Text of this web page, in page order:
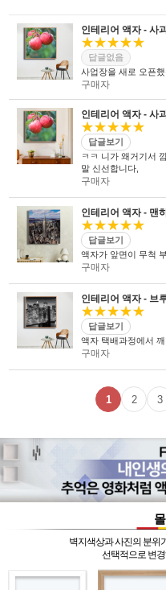
인테리어 액자 - 사
★★★★★
답글없음
사업장을 새로 오픈
구매자
인테리어 액자 - 사
★★★★★
답글보기
ㅋㅋ 니가 왜거기서
말 신선합니다,
구매자
인테리어 액자 - 맨
★★★★★
답글보기
액자가 앞면이 무척
구매자
인테리어 액자 - 브
★★★★★
답글보기
액자 택배과정에서 깨
구매자
1 2 3
벽지색상과 사진의 분위
선택적으로 변